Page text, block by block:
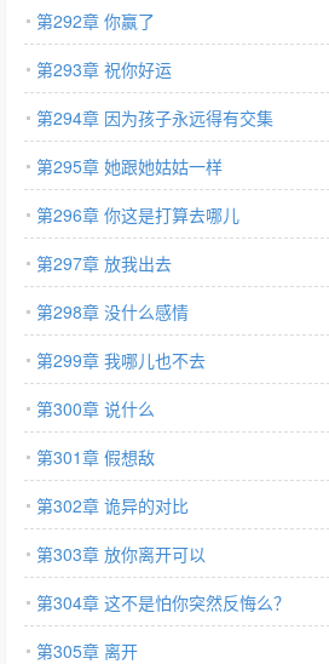
第292章 你赢了
第293章 祝你好运
第294章 因为孩子永远得有交集
第295章 她跟她姑姑一样
第296章 你这是打算去哪儿
第297章 放我出去
第298章 没什么感情
第299章 我哪儿也不去
第300章 说什么
第301章 假想敌
第302章 诡异的对比
第303章 放你离开可以
第304章 这不是怕你突然反悔么？
第305章 离开